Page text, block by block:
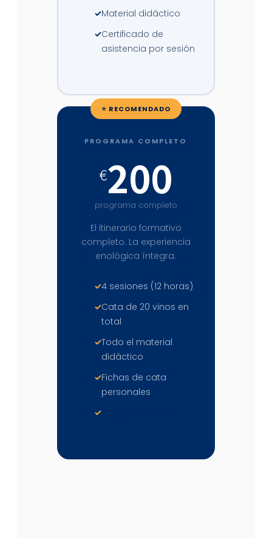
Material didáctico
Certificado de
asistencia por sesión
⭐ RECOMENDADO
PROGRAMA COMPLETO
€200
programa completo
El itinerario formativo
completo. La experiencia
enológica íntegra.
4 sesiones (12 horas)
Cata de 20 vinos en
total
Todo el material
didáctico
Fichas de cata
personales